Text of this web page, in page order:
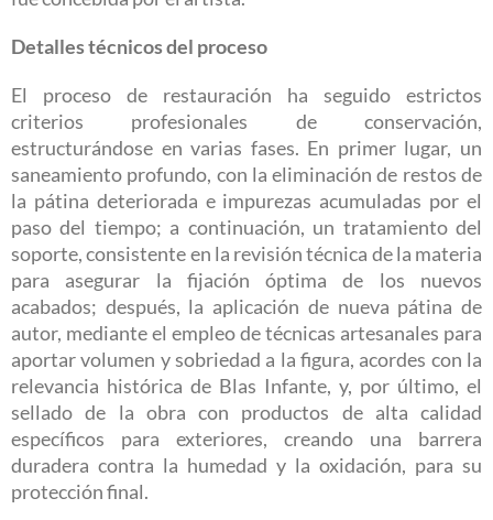
Detalles técnicos del proceso
El proceso de restauración ha seguido estrictos
criterios profesionales de conservación,
estructurándose en varias fases. En primer lugar, un
saneamiento profundo, con la eliminación de restos de
la pátina deteriorada e impurezas acumuladas por el
paso del tiempo; a continuación, un tratamiento del
soporte, consistente en la revisión técnica de la materia
para asegurar la fijación óptima de los nuevos
acabados; después, la aplicación de nueva pátina de
autor, mediante el empleo de técnicas artesanales para
aportar volumen y sobriedad a la figura, acordes con la
relevancia histórica de Blas Infante, y, por último, el
sellado de la obra con productos de alta calidad
específicos para exteriores, creando una barrera
duradera contra la humedad y la oxidación, para su
protección final.